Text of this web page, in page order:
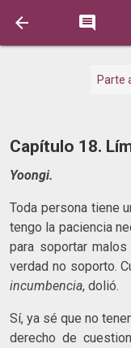
 
Parte
Capítulo 18.
Yoongi.
Toda persona tiene
tengo la paciencia
para soportar
verdad no soporto.
incumbencia, dolió.
Sí, ya sé que no
derecho de